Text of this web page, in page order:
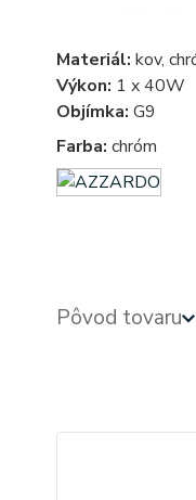
Materiál: kov,
Výkon: 1 x 40W
Objímka: G9
Farba: chróm
Pôvod tovaru